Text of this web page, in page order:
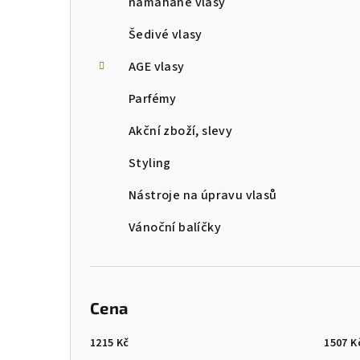
Šedivé vlasy
AGE vlasy
Parfémy
Akční zboží, slevy
Styling
Nástroje na úpravu vlasů
Vánoční balíčky
Cena
1215 Kč 1507